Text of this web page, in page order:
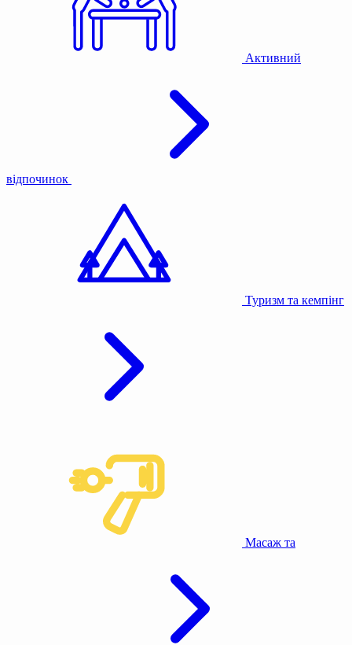
Активний
відпочинок
Туризм та кемпінг
Масаж та